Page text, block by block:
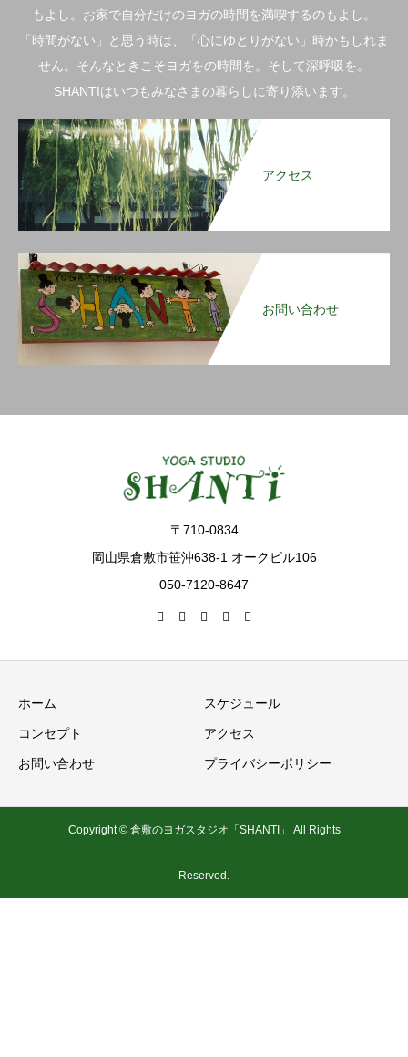
もよし。お家で自分だけのヨガの時間を満喫するのもよし。
「時間がない」と思う時は、「心にゆとりがない」時かもしれま
せん。そんなときこそヨガをの時間を。そして深呼吸を。
SHANTIはいつもみなさまの暮らしに寄り添います。
アクセス
お問い合わせ
〒710-0834
岡山県倉敷市笹沖638-1 オークビル106
050-7120-8647
ホーム スケジュール
コンセプト アクセス
お問い合わせ プライバシーポリシー
Copyright © 倉敷のヨガスタジオ「SHANTI」 All Rights
Reserved.